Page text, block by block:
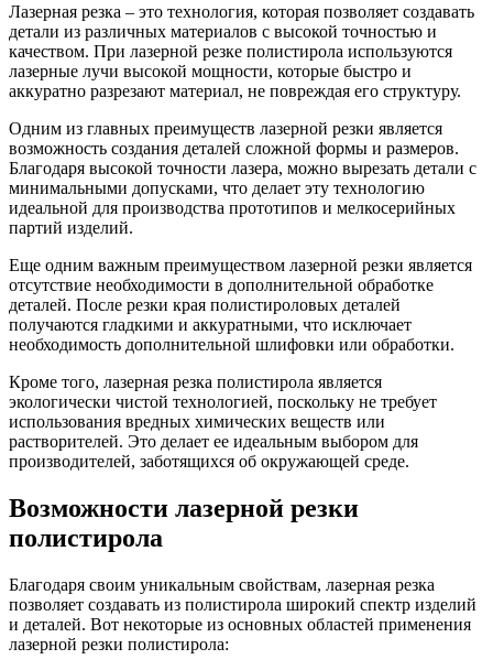
Лазерная резка – это технология, которая позволяет создавать
детали из различных материалов с высокой точностью и
качеством. При лазерной резке полистирола используются
лазерные лучи высокой мощности, которые быстро и
аккуратно разрезают материал, не повреждая его структуру.
Одним из главных преимуществ лазерной резки является
возможность создания деталей сложной формы и размеров.
Благодаря высокой точности лазера, можно вырезать детали с
минимальными допусками, что делает эту технологию
идеальной для производства прототипов и мелкосерийных
партий изделий.
Еще одним важным преимуществом лазерной резки является
отсутствие необходимости в дополнительной обработке
деталей. После резки края полистироловых деталей
получаются гладкими и аккуратными, что исключает
необходимость дополнительной шлифовки или обработки.
Кроме того, лазерная резка полистирола является
экологически чистой технологией, поскольку не требует
использования вредных химических веществ или
растворителей. Это делает ее идеальным выбором для
производителей, заботящихся об окружающей среде.
Возможности лазерной резки
полистирола
Благодаря своим уникальным свойствам, лазерная резка
позволяет создавать из полистирола широкий спектр изделий
и деталей. Вот некоторые из основных областей применения
лазерной резки полистирола: